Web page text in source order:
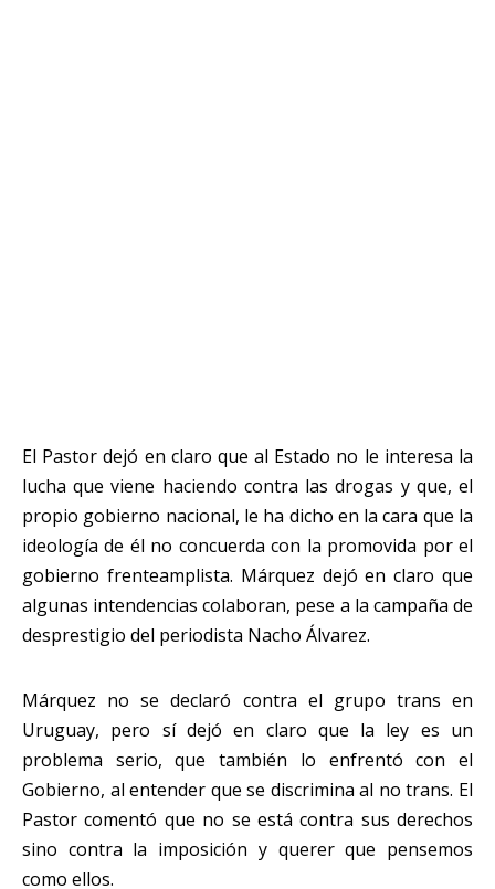
El Pastor dejó en claro que al Estado no le interesa la
lucha que viene haciendo contra las drogas y que, el
propio gobierno nacional, le ha dicho en la cara que la
ideología de él no concuerda con la promovida por el
gobierno frenteamplista. Márquez dejó en claro que
algunas intendencias colaboran, pese a la campaña de
desprestigio del periodista Nacho Álvarez.
Márquez no se declaró contra el grupo trans en
Uruguay, pero sí dejó en claro que la ley es un
problema serio, que también lo enfrentó con el
Gobierno, al entender que se discrimina al no trans. El
Pastor comentó que no se está contra sus derechos
sino contra la imposición y querer que pensemos
como ellos.